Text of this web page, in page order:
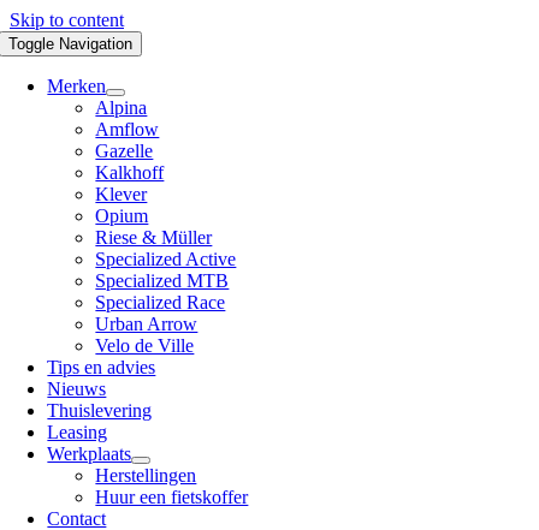
Skip to content
Toggle Navigation
Merken
Alpina
Amflow
Gazelle
Kalkhoff
Klever
Opium
Riese & Müller
Specialized Active
Specialized MTB
Specialized Race
Urban Arrow
Velo de Ville
Tips en advies
Nieuws
Thuislevering
Leasing
Werkplaats
Herstellingen
Huur een fietskoffer
Contact